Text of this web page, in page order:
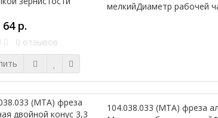
мелкийДиаметр рабочей
64 р.
0 отзывов
104.038.033 (МТА) фреза